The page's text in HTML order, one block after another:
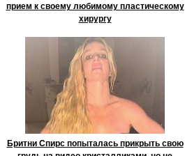
прием к своему любимому пластическому
хирургу
Бритни Спирс попыталась прикрыть свою